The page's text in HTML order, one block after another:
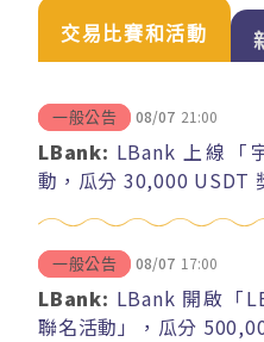
交易比賽和活動
一般公告 08/07 21:00
LBank: LBank 上線「
動，瓜分 30,000 USDT
一般公告 08/07 17:00
LBank: LBank 開啟「
聯名活動」，瓜分